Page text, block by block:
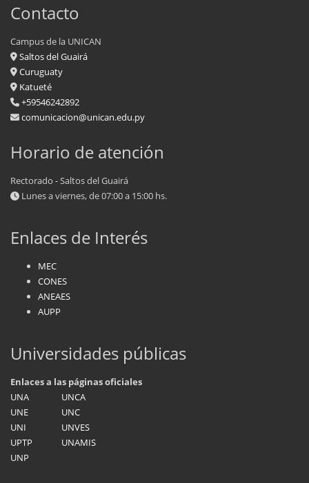
Contacto
Campus de la UNICAN
Saltos del Guairá
Curuguaty
Katueté
+59546242892
comunicacion@unican.edu.py
Horario de atención
Rectorado - Saltos del Guairá
Lunes a viernes, de 07:00 a 15:00 hs.
Enlaces de Interés
MEC
CONES
ANEAES
AUPP
Universidades públicas
Enlaces a las páginas oficiales
UNA
UNCA
UNE
UNC
UNI
UNVES
UPTP
UNAMIS
UNP